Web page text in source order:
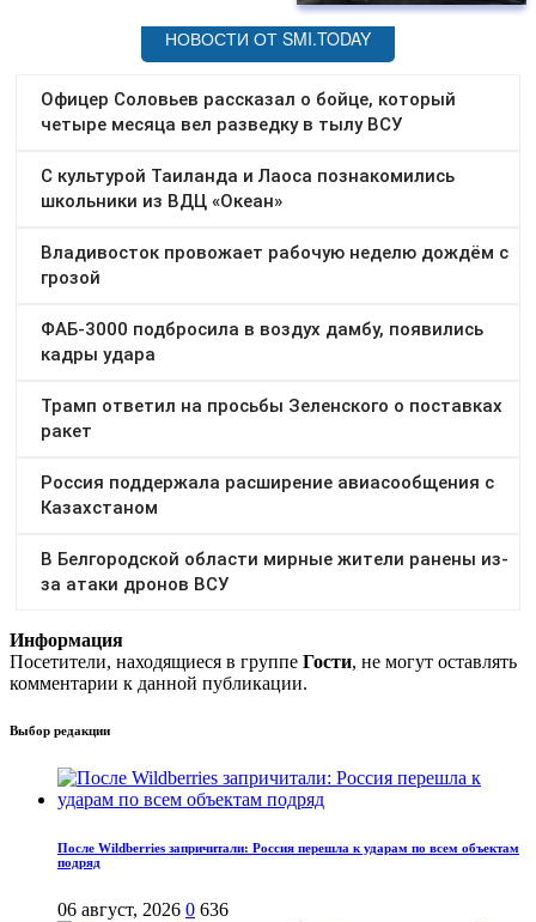
Информация
Посетители, находящиеся в группе Гости, не могут оставлять
комментарии к данной публикации.
Выбор редакции
После Wildberries запричитали: Россия перешла к ударам по всем объектам
подряд
06 август, 2026 0 636